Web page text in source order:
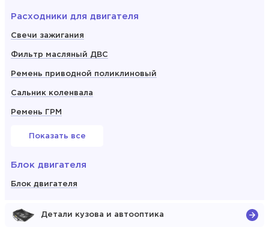
Расходники для двигателя
Свечи зажигания
Фильтр масляный ДВС
Ремень приводной поликлиновый
Сальник коленвала
Ремень ГРМ
Показать все
Блок двигателя
Блок двигателя
Детали кузова и автооптика